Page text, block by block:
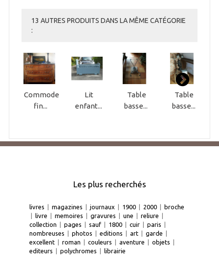
13 AUTRES PRODUITS DANS LA MÊME CATÉGORIE
:
Commode
fin...
Lit
enfant...
Table
basse...
Table
basse...
Les plus recherchés
livres magazines journaux 1900 2000
broche
livre memoires gravures une reliure
collection
pages sauf 1800 cuir paris
nombreuses
photos editions art garde
excellent
roman couleurs aventure objets
editeurs
polychromes librairie